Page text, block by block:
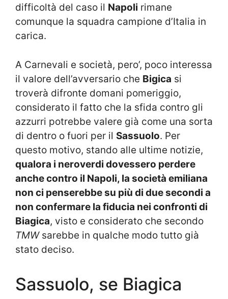
difficoltà del caso il Napoli rimane
comunque la squadra campione d’Italia in
carica.
A Carnevali e società, pero’, poco interessa
il valore dell’avversario che Bigica si
troverà difronte domani pomeriggio,
considerato il fatto che la sfida contro gli
azzurri potrebbe valere già come una sorta
di dentro o fuori per il Sassuolo. Per
questo motivo, stando alle ultime notizie,
qualora i neroverdi dovessero perdere
anche contro il Napoli, la società emiliana
non ci penserebbe su più di due secondi a
non confermare la fiducia nei confronti di
Biagica, visto e considerato che secondo
TMWsarebbe in qualche modo tutto già
stato deciso.
Sassuolo, se Biagica